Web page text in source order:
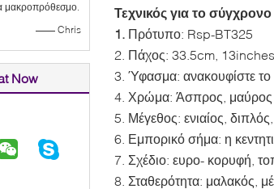
μακροπρόθεσμο.
—— Chris
Now
Τεχνικός για το
1. Πρότυπο: Rsp-BT325
2. Πάχος: 33.5cm, 13inches
3. Ύφασμα: ανακουφίστε
4. Χρώμα: Άσπρος, μαύρος
5. Μέγεθος: ενιαίος,
6. Εμπορικό σήμα: η
7. Σχέδιο: ευρο- κορυφή,
8. Σταθερότητα: μαλακός,